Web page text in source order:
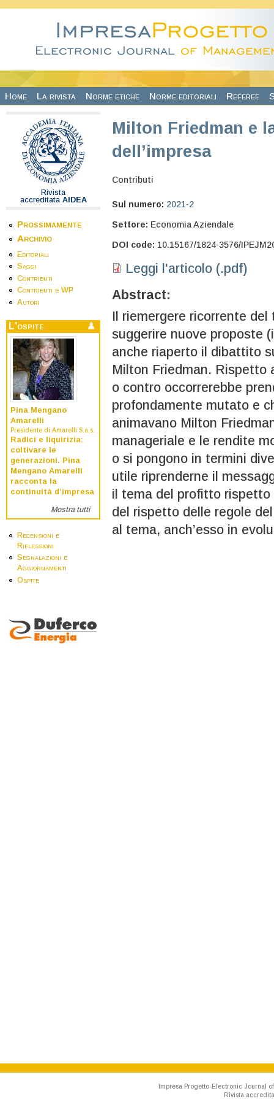
Home La rivista Norme etiche Norme editoriali Referee
Rivista
accreditata AIDEA
Prossimamente
Archivio
Editoriali
Saggi
Contributi
Contributi e WP
Autori
L'ospite
Pina Mengano
Amarelli
Presidente di Amarelli S.a.s.
Radici e liquirizia:
coltivare le
generazioni. Pina
Mengano Amarelli
racconta la
continuità d’impresa
Mostra tutti
Recensioni e
Riflessioni
Segnalazioni e
Aggiornamenti
Ospite
Milton Friedman e
dell’impresa
Contributi
Sul numero: 2021-2
Settore: Economia Aziendale
DOI code: 10.15167/1824-3576/
Leggi l'articolo (.pdf)
Abstract:
Il riemergere ricorrente del
suggerire nuove proposte
anche riaperto il dibattito
Milton Friedman. Rispetto
o contro occorrerebbe
profondamente mutato e
animavano Milton
manageriale e le rendite
o si pongono in termini
utile riprenderne il
il tema del profitto rispetto
del rispetto delle regole
al tema, anch’esso in
Impresa Progetto-Electronic Journal
Rivista